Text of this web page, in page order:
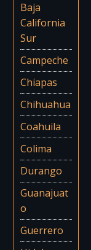
Baja
California
Sur
Campeche
Chiapas
Chihuahua
Coahuila
Colima
Durango
Guanajuat
o
Guerrero